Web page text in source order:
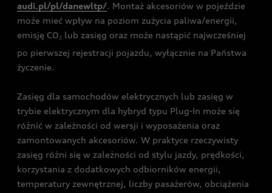
audi.pl/pl/danewltp/. Montaż akcesoriów w pojeździe
może mieć wpływ na poziom zużycia paliwa/energii,
emisję CO2 lub zasięg oraz może nastąpić najwcześniej
po pierwszej rejestracji pojazdu, wyłącznie na Państwa
życzenie.
Zasięg dla samochodów elektrycznych lub zasięg w
trybie elektrycznym dla hybryd typu Plug-In może się
różnić w zależności od wersji i wyposażenia oraz
zamontowanych akcesoriów. W praktyce rzeczywisty
zasięg różni się w zależności od stylu jazdy, prędkości,
korzystania z dodatkowych odbiorników energii,
temperatury zewnętrznej, liczby pasażerów, obciążenia